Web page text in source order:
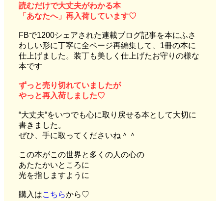
読むだけで大丈夫がわかる本
「あなたへ」再入荷しています♡
FBで1200シェアされた連載ブログ記事を本にふさ
わしい形に丁寧に全ページ再編集して、1冊の本に
仕上げました。装丁も美しく仕上げたお守りの様な
本です
ずっと売り切れていましたが
やっと再入荷しました♡
“大丈夫“をいつでも心に取り戻せる本として大切に
書きました。
ぜひ、手に取ってくださいね＾＾
この本がこの世界と多くの人の心の
あたたかいところに
光を指しますように
購入はこちらから♡